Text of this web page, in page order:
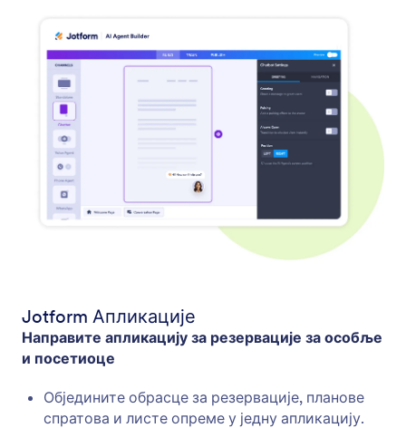
Jotform Апликације
Направите апликацију за резервације за особље
и посетиоце
Обједините обрасце за резервације, планове
спратова и листе опреме у једну апликацију.